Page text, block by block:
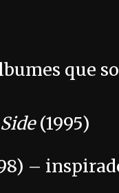
que
(1995)
–